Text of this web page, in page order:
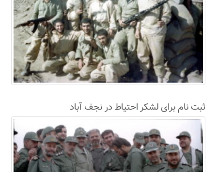
ثبت نام برای لشکر احتیاط در نجف آباد